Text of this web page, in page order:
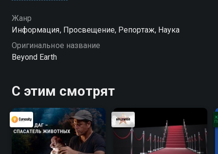
Посмотреть онлайн 1 сезон сериала За пределами
Земли вы можете совершенно бесплатно в
хорошем HD качестве на Смотрёшке
Жанр
Информация, Просвещение, Репортаж, Наука
Оригинальное название
Beyond Earth
С этим смотрят